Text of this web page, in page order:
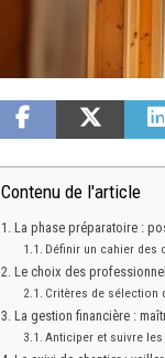
Contenu de l'article
La phase préparatoire :
Définir un cahier des
Le choix des
Critères de sélection
La gestion financière :
Anticiper et suivre les